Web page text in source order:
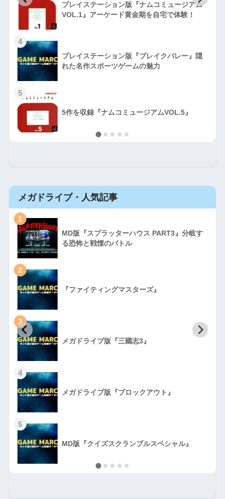
プレイステーション版『ナムコミュージアム
VOL.1』アーケード黄金期を自宅で体験！
4
プレイステーション版『ブレイクバレー』隠
れた名作スポーツゲームの魅力
5
5作を収録『ナムコミュージアムVOL.5』
メガドライブ・人気記事
1
MD版『スプラッターハウス PART3』分岐す
る恐怖と戦慄のバトル
2
『ファイティングマスターズ』
3
メガドライブ版『三國志3』
4
メガドライブ版『ブロックアウト』
5
MD版『クイズスクランブルスペシャル』